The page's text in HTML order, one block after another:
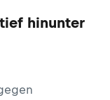
hinunter